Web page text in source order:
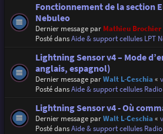
Fonctionnement de la section
Nebuleo
Dernier message par Mathieu Brochier
Posté dansAide & support cellules LPT
Lightning Sensor v4 – Mode
anglais, espagnol)
Dernier message parWalt L-Ceschia «
Posté dansAide & support cellules
Lightning Sensor v4 - Où
Dernier message parWalt L-Ceschia «
Posté dansAide & support cellules